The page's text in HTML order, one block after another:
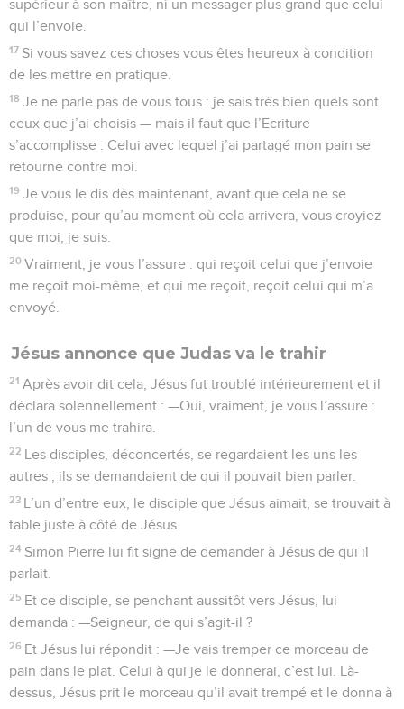
supérieur à son maître, ni un messager plus grand que celui
qui l’envoie.
17 Si vous savez ces choses vous êtes heureux à condition
de les mettre en pratique.
18 Je ne parle pas de vous tous : je sais très bien quels sont
ceux que j’ai choisis — mais il faut que l’Ecriture
s’accomplisse : Celui avec lequel j’ai partagé mon pain se
retourne contre moi.
19 Je vous le dis dès maintenant, avant que cela ne se
produise, pour qu’au moment où cela arrivera, vous croyiez
que moi, je suis.
20 Vraiment, je vous l’assure : qui reçoit celui que j’envoie
me reçoit moi-même, et qui me reçoit, reçoit celui qui m’a
envoyé.
Jésus annonce que Judas va le trahir
21 Après avoir dit cela, Jésus fut troublé intérieurement et il
déclara solennellement : —Oui, vraiment, je vous l’assure :
l’un de vous me trahira.
22 Les disciples, déconcertés, se regardaient les uns les
autres ; ils se demandaient de qui il pouvait bien parler.
23 L’un d’entre eux, le disciple que Jésus aimait, se trouvait à
table juste à côté de Jésus.
24 Simon Pierre lui fit signe de demander à Jésus de qui il
parlait.
25 Et ce disciple, se penchant aussitôt vers Jésus, lui
demanda : —Seigneur, de qui s’agit-il ?
26 Et Jésus lui répondit : —Je vais tremper ce morceau de
pain dans le plat. Celui à qui je le donnerai, c’est lui. Là-
dessus, Jésus prit le morceau qu’il avait trempé et le donna à